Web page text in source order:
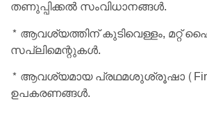
തണുപ്പിക്കൽ സംവിധാനങ്ങൾ.
* ആവശ്യത്തിന് കുടിവെള്ളം, മറ്റ്
സപ്ലിമെന്റുകൾ.
* ആവശ്യമായ പ്രഥമശുശ്രൂഷാ
ഉപകരണങ്ങൾ.